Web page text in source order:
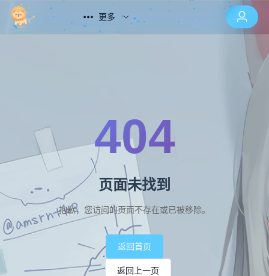
更多
404
页面未找到
抱歉，您访问的页面不存在或已被移除。
返回首页
返回上一页